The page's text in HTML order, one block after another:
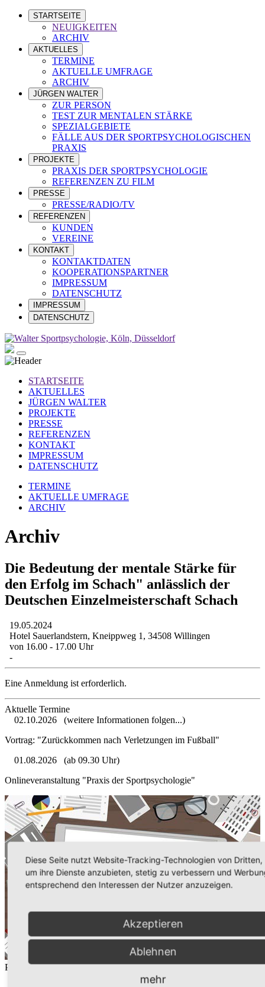
STARTSEITE
NEUIGKEITEN
ARCHIV
AKTUELLES
TERMINE
AKTUELLE UMFRAGE
ARCHIV
JÜRGEN WALTER
ZUR PERSON
TEST ZUR MENTALEN STÄRKE
SPEZIALGEBIETE
FÄLLE AUS DER SPORTPSYCHOLOGISCHEN
PRAXIS
PROJEKTE
PRAXIS DER SPORTPSYCHOLOGIE
REFERENZEN ZU FILM
PRESSE
PRESSE/RADIO/TV
REFERENZEN
KUNDEN
VEREINE
KONTAKT
KONTAKTDATEN
KOOPERATIONSPARTNER
IMPRESSUM
DATENSCHUTZ
IMPRESSUM
DATENSCHUTZ
STARTSEITE
AKTUELLES
JÜRGEN WALTER
PROJEKTE
PRESSE
REFERENZEN
KONTAKT
IMPRESSUM
DATENSCHUTZ
TERMINE
AKTUELLE UMFRAGE
ARCHIV
Archiv
Die Bedeutung der mentale Stärke für
den Erfolg im Schach" anlässlich der
Deutschen Einzelmeisterschaft Schach
19.05.2024
Hotel Sauerlandstern, Kneippweg 1, 34508 Willingen
von 16.00 - 17.00 Uhr
-
Eine Anmeldung ist erforderlich.
Aktuelle Termine
02.10.2026
(weitere Informationen folgen...)
Vortrag: "Zurückkommen nach Verletzungen im Fußball"
01.08.2026
(ab 09.30 Uhr)
Onlineveranstaltung "Praxis der Sportpsychologie"
Presse / Radio / TV
Diese Seite nutzt Website-Tracking-Technologien von Dritten,
um ihre Dienste anzubieten, stetig zu verbessern und
entsprechend den Interessen der Nutzer anzuzeigen.
Akzeptieren
Ablehnen
mehr